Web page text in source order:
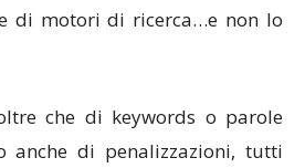
di motori di ricerca…e non lo
che di keywords o parole
anche di penalizzazioni, tutti